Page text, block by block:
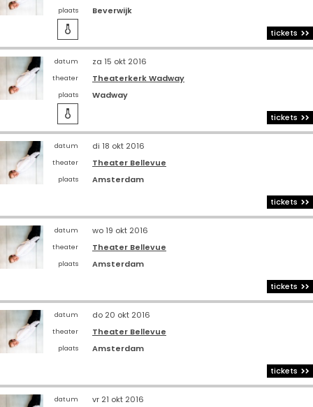
plaats Beverwijk
 tickets
datum za 15 okt 2016
theater Theaterkerk Wadway
plaats Wadway
 tickets
datum di 18 okt 2016
theater Theater Bellevue
plaats
Amsterdam
tickets
datum wo 19 okt 2016
theater Theater Bellevue
plaats
Amsterdam
tickets
datum do 20 okt 2016
theater Theater Bellevue
plaats
Amsterdam
tickets
datum vr 21 okt 2016